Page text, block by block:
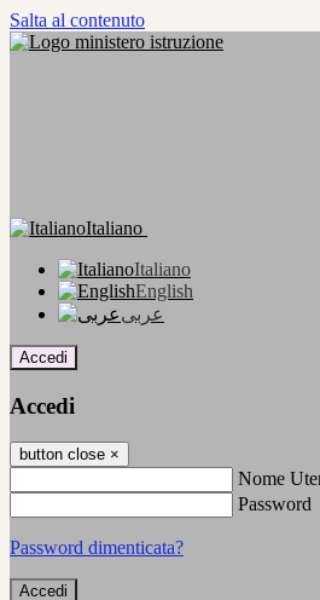
Salta al contenuto
Italiano
Italiano
English
عربى
Accedi
Accedi
button close ×
Nome
Password
Password dimenticata?